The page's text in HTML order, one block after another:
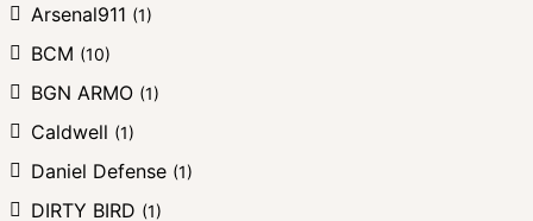
Arsenal911 (1)
BCM (10)
BGN ARMO (1)
Caldwell (1)
Daniel Defense (1)
DIRTY BIRD (1)